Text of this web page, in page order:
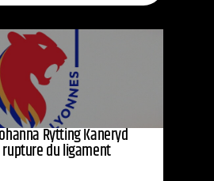
Rytting Kaneryd
rupture du ligament